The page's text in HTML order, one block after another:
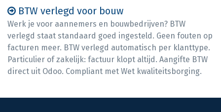
BTW verlegd voor bouw
Werk je voor aannemers en bouwbedrijven? BTW
verlegd staat standaard goed ingesteld. Geen fouten op
facturen meer. BTW verlegd automatisch per klanttype.
Particulier of zakelijk: factuur klopt altijd. Aangifte BTW
direct uit Odoo. Compliant met Wet kwaliteitsborging.